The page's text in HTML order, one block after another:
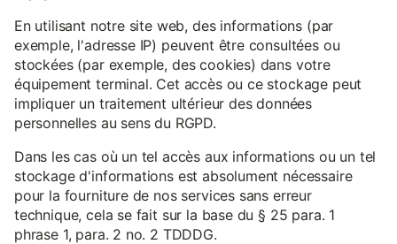
En utilisant notre site web, des informations (par
exemple, l'adresse IP) peuvent être consultées ou
stockées (par exemple, des cookies) dans votre
équipement terminal. Cet accès ou ce stockage peut
impliquer un traitement ultérieur des données
personnelles au sens du RGPD.
Dans les cas où un tel accès aux informations ou un tel
stockage d'informations est absolument nécessaire
pour la fourniture de nos services sans erreur
technique, cela se fait sur la base du § 25 para. 1
phrase 1, para. 2 no. 2 TDDDG.